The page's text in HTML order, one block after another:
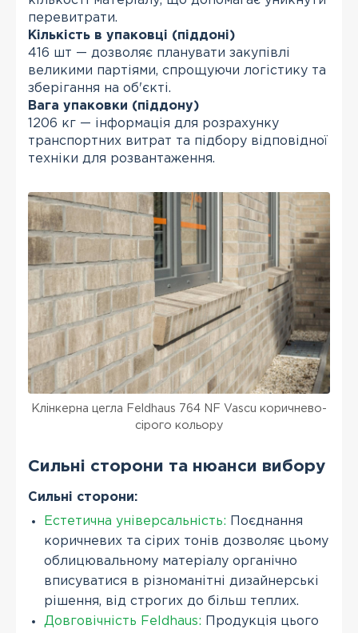
перевитрати.
Кількість в упаковці (піддоні)
416 шт — дозволяє планувати закупівлі
великими партіями, спрощуючи логістику та
зберігання на об'єкті.
Вага упаковки (піддону)
1206 кг — інформація для розрахунку
транспортних витрат та підбору відповідної
техніки для розвантаження.
Клінкерна цегла Feldhaus 764 NF Vascu коричнево-
сірого кольору
Сильні сторони та нюанси вибору
Сильні сторони:
Естетична універсальність: Поєднання
коричневих та сірих тонів дозволяє цьому
облицювальному матеріалу органічно
вписуватися в різноманітні дизайнерські
рішення, від строгих до більш теплих.
Довговічність Feldhaus: Продукція цього